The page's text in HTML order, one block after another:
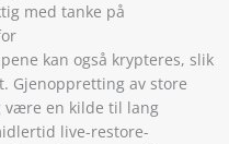
med tanke på
kan også krypteres, slik
Gjenoppretting av store
være en kilde til lang
live-restore-